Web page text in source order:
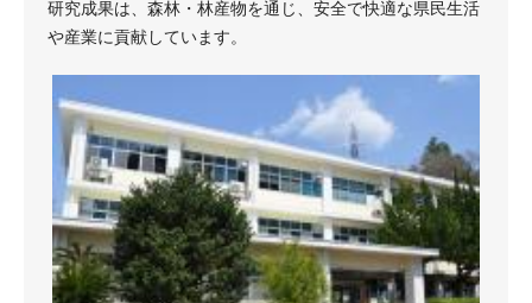
研究成果は、森林・林産物を通じ、安全で快適な県民生活
や産業に貢献しています。